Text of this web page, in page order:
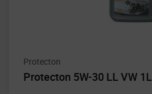
Protecton
Protecton 5W-30 LL VW 1L